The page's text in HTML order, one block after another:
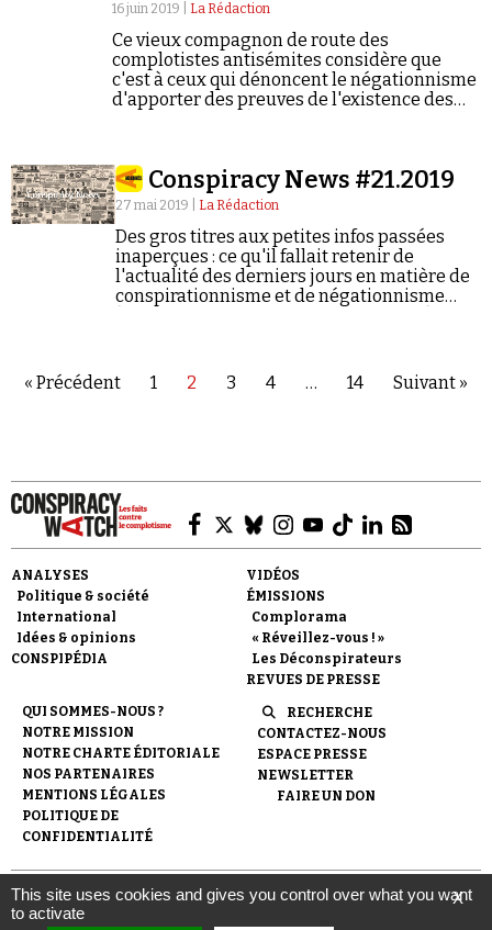
16 juin 2019 | La Rédaction
Ce vieux compagnon de route des
complotistes antisémites considère que
c'est à ceux qui dénoncent le négationnisme
d'apporter des preuves de l'existence des
Conspiracy News #21.2019
27 mai 2019 | La Rédaction
Des gros titres aux petites infos passées
inaperçues : ce qu'il fallait retenir de
l'actualité des derniers jours en matière de
conspirationnisme et de négationnisme
« Précédent 1 2 3 4 … 14 Suivant »
ANALYSES
Politique & société
International
Idées & opinions
CONSPIPÉDIA
VIDÉOS
ÉMISSIONS
Complorama
« Réveillez-vous ! »
Les Déconspirateurs
REVUES DE PRESSE
QUI SOMMES-NOUS ?
NOTRE MISSION
NOTRE CHARTE ÉDITORIALE
NOS PARTENAIRES
MENTIONS LÉGALES
POLITIQUE DE
CONFIDENTIALITÉ
RECHERCHE
CONTACTEZ-NOUS
ESPACE PRESSE
NEWSLETTER
FAIRE UN DON
© 2007-2026Conspiracy Watch| Une réalisation de
l'Observatoire du conspirationnisme (association loi de 1901) avec
le soutien de la Fondation pour la Mémoire de la Shoah.
X
This site uses cookies and gives you control over what you want
to activate